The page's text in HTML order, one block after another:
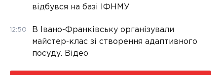
відбувся на базі ІФНМУ
12:50
В Івано-Франківську організували
майстер-клас зі створення адаптивного
посуду. Відео